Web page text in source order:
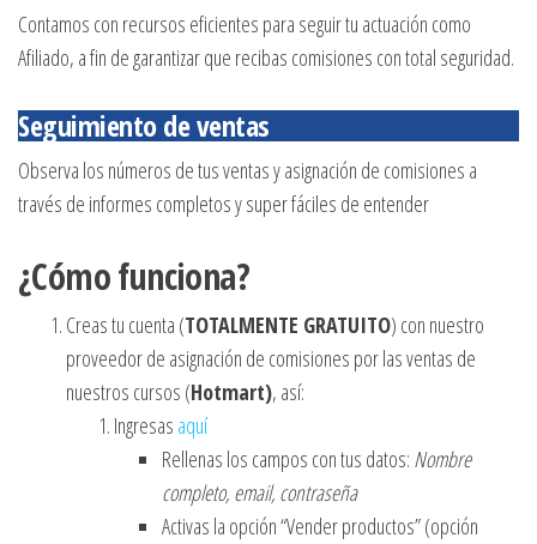
Contamos con recursos eficientes para seguir tu actuación como
Afiliado, a fin de garantizar que recibas comisiones con total seguridad.
Seguimiento de ventas
Observa los números de tus ventas y asignación de comisiones a
través de informes completos y super fáciles de entender
¿Cómo funciona?
Creas tu cuenta (TOTALMENTE GRATUITO) con nuestro
proveedor de asignación de comisiones por las ventas de
nuestros cursos (Hotmart), así:
Ingresas aquí
Rellenas los campos con tus datos: Nombre
completo, email, contraseña
Activas la opción “Vender productos” (opción